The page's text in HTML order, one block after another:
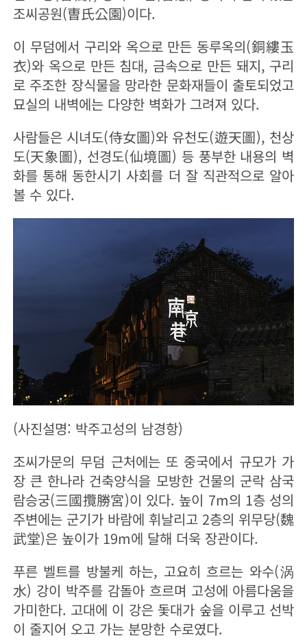
조씨공원(曺氏公園)이다.
이 무덤에서 구리와 옥으로 만든 동루옥의(銅縷玉
衣)와 옥으로 만든 침대, 금속으로 만든 돼지, 구리
로 주조한 장식물을 망라한 문화재들이 출토되었고
묘실의 내벽에는 다양한 벽화가 그려져 있다.
사람들은 시녀도(侍女圖)와 유천도(遊天圖), 천상
도(天象圖), 선경도(仙境圖) 등 풍부한 내용의 벽
화를 통해 동한시기 사회를 더 잘 직관적으로 알아
볼 수 있다.
(사진설명: 박주고성의 남경항)
조씨가문의 무덤 근처에는 또 중국에서 규모가 가
장 큰 한나라 건축양식을 모방한 건물의 군락 삼국
람승궁(三國攬勝宮)이 있다. 높이 7m의 1층 성의
주변에는 군기가 바람에 휘날리고 2층의 위무당(魏
武堂)은 높이가 19m에 달해 더욱 장관이다.
푸른 벨트를 방불케 하는, 고요히 흐르는 와수(涡
水) 강이 박주를 감돌아 흐르며 고성에 아름다움을
가미한다. 고대에 이 강은 돛대가 숲을 이루고 선박
이 줄지어 오고 가는 분망한 수로였다.